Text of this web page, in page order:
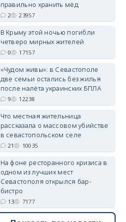
правильно хранить мёд
2 23957
В Крыму этой ночью погибли
четверо мирных жителей
0 17157
«Чудом живы»: в Севастополе
две семьи остались без жилья
после налёта украинских БПЛА
9 12238
Что местная жительница
рассказала о массовом убийстве
в севастопольском селе
21 10035
На фоне ресторанного кризиса в
одном из лучших мест
Севастополя открылся бар-
бистро
13 7177